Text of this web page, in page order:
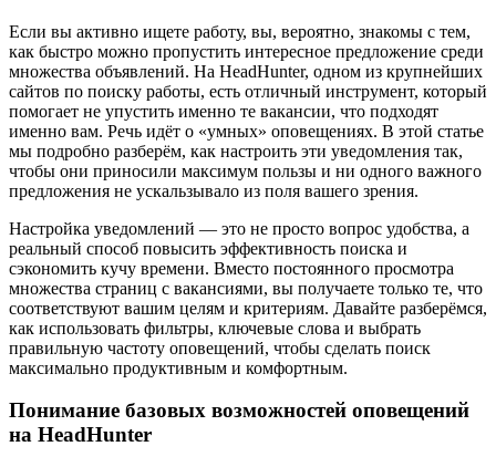
Если вы активно ищете работу, вы, вероятно, знакомы с тем,
как быстро можно пропустить интересное предложение среди
множества объявлений. На HeadHunter, одном из крупнейших
сайтов по поиску работы, есть отличный инструмент, который
помогает не упустить именно те вакансии, что подходят
именно вам. Речь идёт о «умных» оповещениях. В этой статье
мы подробно разберём, как настроить эти уведомления так,
чтобы они приносили максимум пользы и ни одного важного
предложения не ускальзывало из поля вашего зрения.
Настройка уведомлений — это не просто вопрос удобства, а
реальный способ повысить эффективность поиска и
сэкономить кучу времени. Вместо постоянного просмотра
множества страниц с вакансиями, вы получаете только те, что
соответствуют вашим целям и критериям. Давайте разберёмся,
как использовать фильтры, ключевые слова и выбрать
правильную частоту оповещений, чтобы сделать поиск
максимально продуктивным и комфортным.
Понимание базовых возможностей оповещений
на HeadHunter